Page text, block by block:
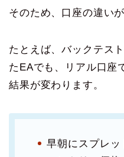
そのため、口座の違い
たとえば、バックテス
たEAでも、リアル口座
結果が変わります。
早朝にスプレッ